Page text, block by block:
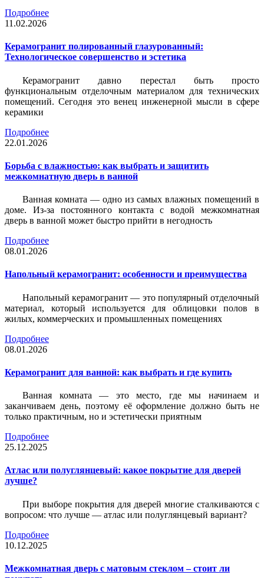
Подробнее
11.02.2026
Керамогранит полированный глазурованный:
Технологическое совершенство и эстетика
Керамогранит давно перестал быть просто
функциональным отделочным материалом для технических
помещений. Сегодня это венец инженерной мысли в сфере
керамики
Подробнее
22.01.2026
Борьба с влажностью: как выбрать и защитить
межкомнатную дверь в ванной
Ванная комната — одно из самых влажных помещений в
доме. Из-за постоянного контакта с водой межкомнатная
дверь в ванной может быстро прийти в негодность
Подробнее
08.01.2026
Напольный керамогранит: особенности и преимущества
Напольный керамогранит — это популярный отделочный
материал, который используется для облицовки полов в
жилых, коммерческих и промышленных помещениях
Подробнее
08.01.2026
Керамогранит для ванной: как выбрать и где купить
Ванная комната — это место, где мы начинаем и
заканчиваем день, поэтому её оформление должно быть не
только практичным, но и эстетически приятным
Подробнее
25.12.2025
Атлас или полуглянцевый: какое покрытие для дверей
лучше?
При выборе покрытия для дверей многие сталкиваются с
вопросом: что лучше — атлас или полуглянцевый вариант?
Подробнее
10.12.2025
Межкомнатная дверь с матовым стеклом – стоит ли